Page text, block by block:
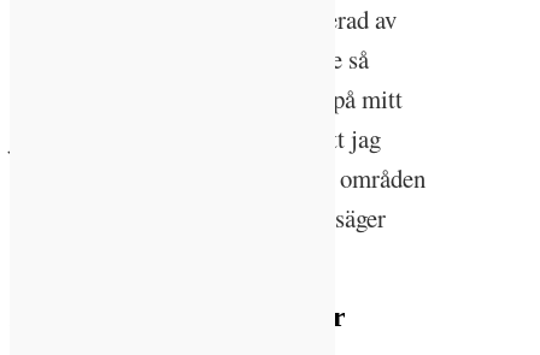
– Jag började bli allt mer intresserad av
skog och hållbarhet – och jobbade så
småningom även med hållbarhet på mitt
jobb på Kalmarhem. Jag kände att jag
ville praktisera hållbarhet på alla områden
där jag kan, även i skogsägandet, säger
Litar inte på certifieringar